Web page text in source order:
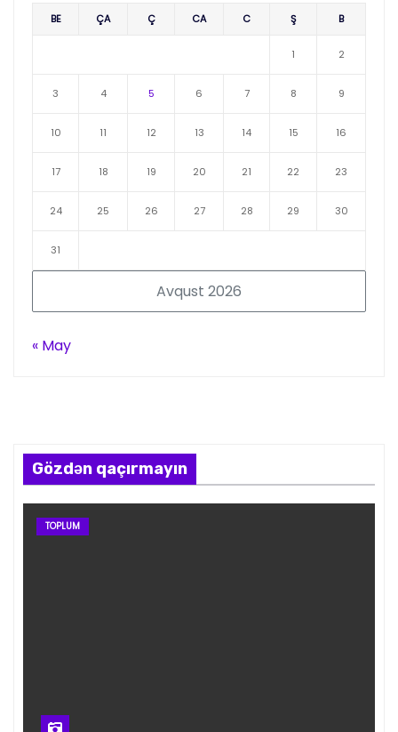
Avqust 2026
BE ÇA Ç CA C Ş B
1 2
3 4 5 6 7 8 9
10 11 12 13 14 15 16
17 18 19 20 21 22 23
24 25 26 27 28 29 30
31
« May
Gözdən qaçırmayın
TOPLUM